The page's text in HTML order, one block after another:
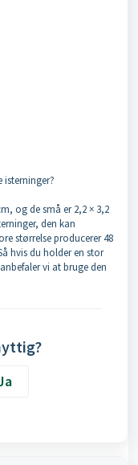
isterninger?
og de små er 2,2 × 3,2
den kan
størrelse producerer 48
hvis du holder en stor
vi at bruge den